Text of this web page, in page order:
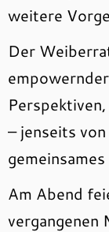
weitere
Der
– jenseits
Am Abend
vergangenen